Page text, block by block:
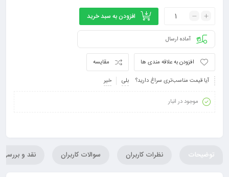
افزودن به سبد خرید
آماده ارسال
مقایسه
افزودن به علاقه مندی ها
آیا قیمت مناسب‌تری سراغ دارید؟
بلی خیر
موجود در انبار
توضیحات نظرات کاربران سوالات کاربران نقد و بررسی